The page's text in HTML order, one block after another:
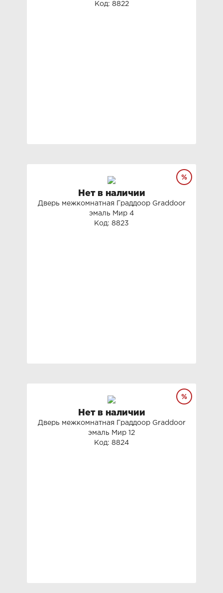
Код: 8822
Нет в наличии
Дверь межкомнатная Граддоор Graddoor
эмаль Мир 4
Код: 8823
Нет в наличии
Дверь межкомнатная Граддоор Graddoor
эмаль Мир 12
Код: 8824